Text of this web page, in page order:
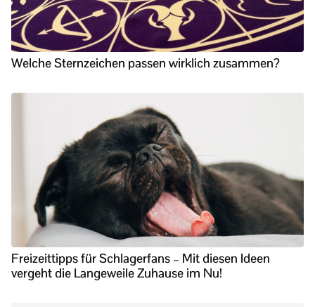
Welche Sternzeichen passen wirklich zusammen?
Freizeittipps für Schlagerfans – Mit diesen Ideen
vergeht die Langeweile Zuhause im Nu!